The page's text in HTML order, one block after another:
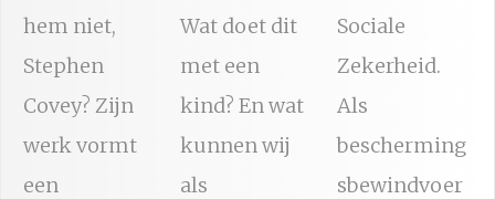
hem niet,
Stephen
Covey? Zijn
werk vormt
een
Wat doet dit
met een
kind? En wat
kunnen wij
als
Sociale
Zekerheid.
Als
bescherming
sbewindvoer